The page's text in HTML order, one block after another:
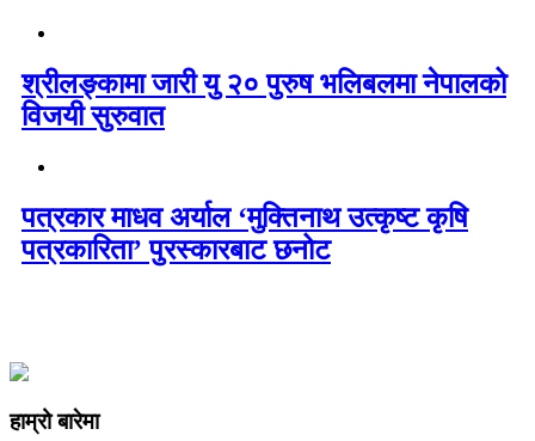
श्रीलङ्कामा जारी यु २० पुरुष भलिबलमा नेपालको
विजयी सुरुवात
पत्रकार माधव अर्याल ‘मुक्तिनाथ उत्कृष्ट कृषि
पत्रकारिता’ पुरस्कारबाट छनोट
हाम्रो बारेमा